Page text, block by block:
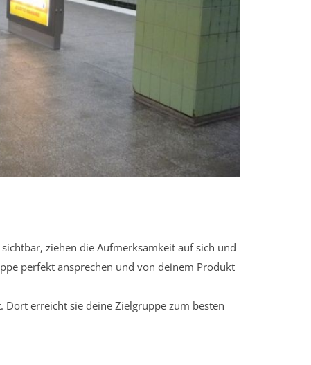
ziehen die Aufmerksamkeit auf sich und
perfekt ansprechen und von deinem Produkt
erreicht sie deine Zielgruppe zum besten